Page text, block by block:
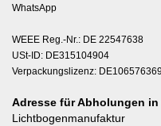
WhatsApp
WEEE Reg.-Nr.: DE 22547638
USt-ID: DE315104904
Verpackungslizenz:
Adresse für Abholungen
Lichtbogenmanufaktur